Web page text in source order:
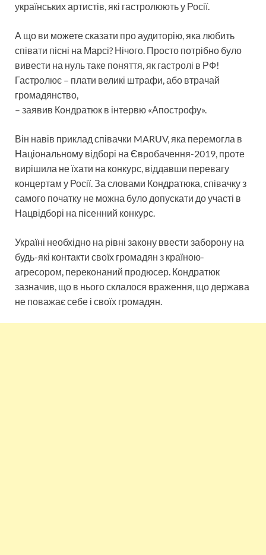
українських артистів, які гастролюють у Росії.
А що ви можете сказати про аудиторію, яка любить
співати пісні на Марсі? Нічого. Просто потрібно було
вивести на нуль таке поняття, як гастролі в РФ!
Гастролює – плати великі штрафи, або втрачай
громадянство,
– заявив Кондратюк в інтервю «Апострофу».
Він навів приклад співачки MARUV, яка перемогла в
Національному відборі на Євробачення-2019, проте
вирішила не їхати на конкурс, віддавши перевагу
концертам у Росії. За словами Кондратюка, співачку з
самого початку не можна було допускати до участі в
Нацвідборі на пісенний конкурс.
Україні необхідно на рівні закону ввести заборону на
будь-які контакти своїх громадян з країною-
агресором, переконаний продюсер. Кондратюк
зазначив, що в нього склалося враження, що держава
не поважає себе і своїх громадян.